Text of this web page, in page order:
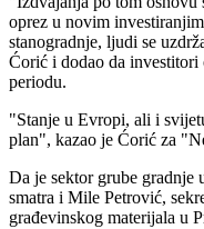
oprez u novim
stanogradnje, ljudi se
Ćorić i dodao da investitori
periodu.
"Stanje u Evropi, ali i
plan", kazao je Ćorić za
Da je sektor grube gradnje
smatra i Mile Petrović,
građevinskog materijala u